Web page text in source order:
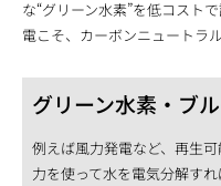
な“グリーン水素”を低コスト
電こそ、カーボンニュートラ
グリーン水素・ブ
例えば風力発電など、再生
力を使って水を電気分解す